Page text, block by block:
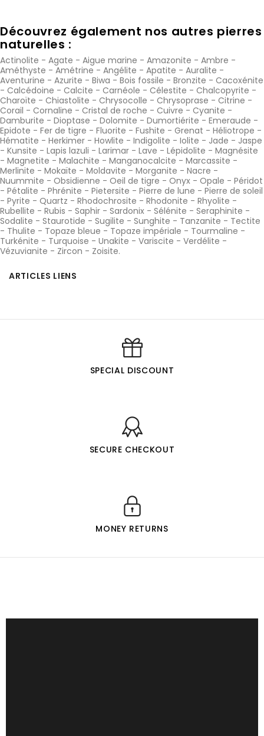
Découvrez également nos autres pierres
naturelles :
Actinolite - Agate - Aigue marine - Amazonite - Ambre -
Améthyste - Amétrine - Angélite - Apatite - Auralite -
Aventurine - Azurite - Biwa - Bois fossile - Bronzite - Cacoxénite
- Calcédoine - Calcite - Carnéole - Célestite - Chalcopyrite -
Charoïte - Chiastolite - Chrysocolle - Chrysoprase - Citrine -
Corail - Cornaline - Cristal de roche - Cuivre - Cyanite -
Damburite - Dioptase - Dolomite - Dumortiérite - Emeraude -
Epidote - Fer de tigre - Fluorite - Fushite - Grenat - Héliotrope -
Hématite - Herkimer - Howlite - Indigolite - Iolite - Jade - Jaspe
- Kunsite - Lapis lazuli - Larimar - Lave - Lépidolite - Magnésite
- Magnetite - Malachite - Manganocalcite - Marcassite -
Merlinite - Mokaïte - Moldavite - Morganite - Nacre -
Nuummite - Obsidienne - Oeil de tigre - Onyx - Opale - Péridot
- Pétalite - Phrénite - Pietersite - Pierre de lune - Pierre de soleil
- Pyrite - Quartz - Rhodochrosite - Rhodonite - Rhyolite -
Rubellite - Rubis - Saphir - Sardonix - Sélénite - Seraphinite -
Sodalite - Staurotide - Sugilite - Sunghite - Tanzanite - Tectite
- Thulite - Topaze bleue - Topaze impériale - Tourmaline -
Turkénite - Turquoise - Unakite - Variscite - Verdélite -
Vézuvianite - Zircon - Zoisite.
ARTICLES LIENS
SPECIAL DISCOUNT
SECURE CHECKOUT
MONEY RETURNS